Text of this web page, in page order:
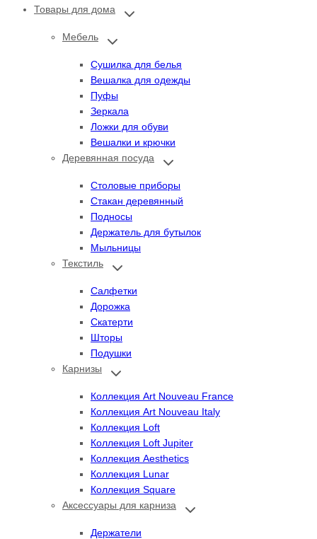
Товары для дома
Переключить
дочернее
Мебель
Переключить
дочернее
Сушилка для белья
Вешалка для одежды
Пуфы
Зеркала
Ложки для обуви
Вешалки и крючки
Деревянная посуда
Переключить
дочернее
Столовые приборы
Стакан деревянный
Подносы
Держатель для бутылок
Мыльницы
Текстиль
Переключить
дочернее
Салфетки
Дорожка
Скатерти
Шторы
Подушки
Карнизы
Переключить
дочернее
Коллекция Art Nouveau France
Коллекция Art Nouveau Italy
Коллекция Loft
Коллекция Loft Jupiter
Коллекция Aesthetics
Коллекция Lunar
Коллекция Square
Аксессуары для карниза
Переключить
дочернее
Держатели